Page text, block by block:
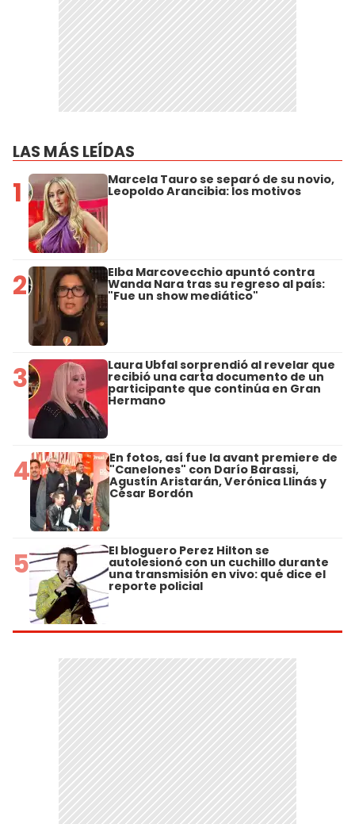
LAS MÁS LEÍDAS
1 Marcela Tauro se separó de su novio,
Leopoldo Arancibia: los motivos
2 Elba Marcovecchio apuntó contra
Wanda Nara tras su regreso al país:
"Fue un show mediático"
3 Laura Ubfal sorprendió al revelar que
recibió una carta documento de un
participante que continúa en Gran
Hermano
4 En fotos, así fue la avant premiere de
"Canelones" con Darío Barassi,
Agustín Aristarán, Verónica Llinás y
César Bordón
5 El bloguero Perez Hilton se
autolesionó con un cuchillo durante
una transmisión en vivo: qué dice el
reporte policial